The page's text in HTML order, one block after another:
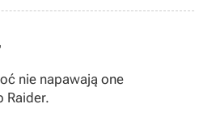
nie napawają one
Raider.